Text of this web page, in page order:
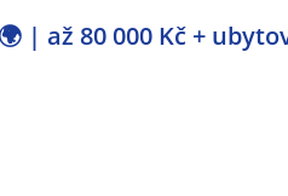
| až 80 000 Kč +